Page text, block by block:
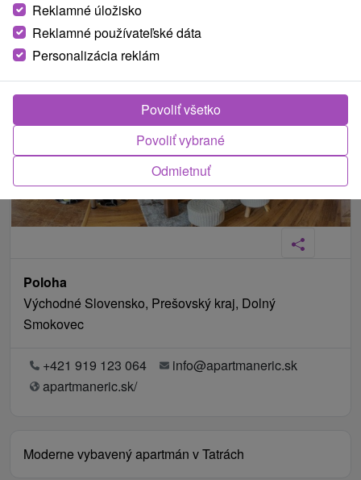
Poloha
Východné Slovensko, Prešovský kraj, Dolný
Smokovec
+421 919 123 064
info@apartmaneric.sk
apartmaneric.sk/
Moderne vybavený apartmán v Tatrách
Reklamné úložisko
Reklamné používateľské dáta
Personalizácia reklám
Odmietnuť
Povoliť vybrané
Povoliť všetko